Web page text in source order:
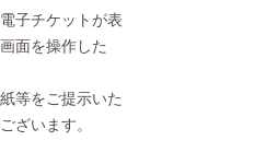
子チケットが表
面を操作した
等をご提示いた
ざいます。